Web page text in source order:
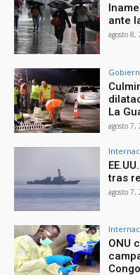
ante
agosto 8,
La
agosto 7,
tras
agosto 7,
ONU
Congo